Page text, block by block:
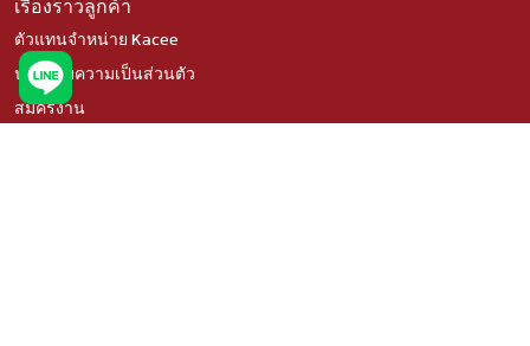
เรื่องราวลูกค้า
ตัวแทนจำหน่าย Kacee
นโยบายความเป็นส่วนตัว
สมัครงาน